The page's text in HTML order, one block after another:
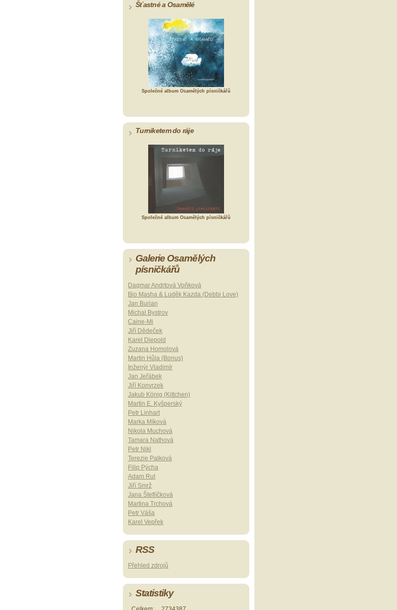
Šťastné a Osamělé
Společné album Osamělých písničkářů
Turniketem do ráje
Společné album Osamělých písničkářů
Galerie Osamělých
písničkářů
Dagmar Andrtová Voňková
Bio Masha & Luděk Kazda (Debbi Love)
Jan Burian
Michal Bystrov
Caine-Mi
Jiří Dědeček
Karel Diepold
Zuzana Homolová
Martin Hůla (Bonus)
Inženýr Vladimír
Jan Jeřábek
Jiří Konvrzek
Jakub König (Kittchen)
Martin E. Kyšperský
Petr Linhart
Marka Míková
Nikola Muchová
Tamara Nathová
Petr Nikl
Terezie Palková
Filip Pýcha
Adam Rut
Jiří Smrž
Jana Šteflíčková
Martina Trchová
Petr Váša
Karel Vepřek
RSS
Přehled zdrojů
Statistiky